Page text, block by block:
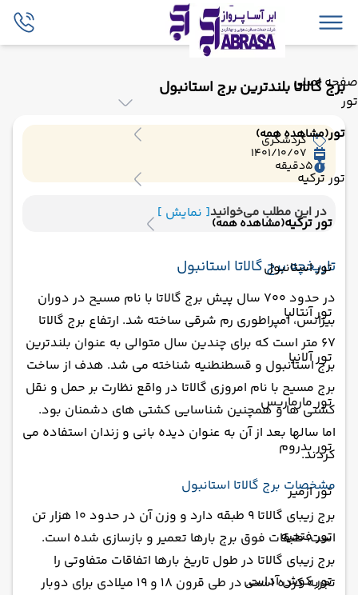
صفحه اصلی
تور
تور(مشاهده همه)
تور ترکیه
تور ترکیه(مشاهده همه)
تور استانبول
تور آنتالیا
تور آلانیا
تور مارماریس
تور بدروم
تور ازمیر
تور فتحیه
تور کوش آداسی
برج گالاتا بلندترین برج استانبول
گردشگری
1401/10/07
5دقیقه
در این مطلب می‌خوانید[ نمایش ]
تاریخچه برج گالاتا استانبول
در حدود 700 سال پیش برج گالاتا با نام مسیح در دوران
بیزانس، امپراطوری رم شرقی ساخته شد. ارتفاع برج گالاتا
67 متر است که برای چندین سال متوالی به عنوان بلندترین
برج استانبول و قسطنطنیه شناخته می شد. هدف از ساخت
برج مسیح با نام امروزی گالاتا در واقع نظارت بر حمل و نقل
کشتی ها و همچنین شناسایی کشتی های دشمنان بود.
اما سالها بعد از آن به عنوان دیده بانی و زندان استفاده می
کردند.
مشخصات برج گالاتا استانبول
برج زیبای گالاتا 9 طبقه دارد و وزن آن در حدود 10 هزار تن
است. طبقات فوق برج بارها تعمیر و بازسازی شده است.
برج زیبای گالاتا در طول تاریخ بارها اتفاقات متفاوتی را
تجربه کرده است. در طی قرون 18 و 19 میلادی برای دوبار